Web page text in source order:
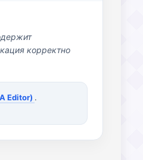
корректно
Editor) .